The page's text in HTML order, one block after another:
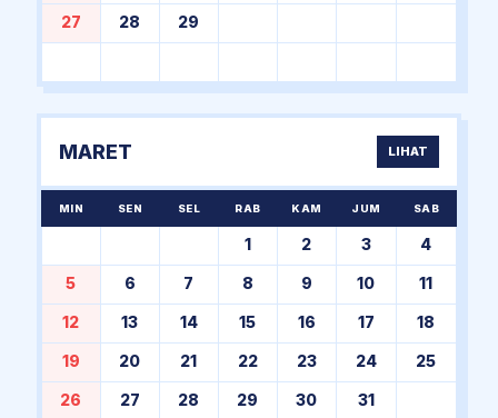
27 28 29
MARET LIHAT
MIN SEN SEL RAB KAM JUM SAB
1 2 3 4
5 6 7 8 9 10 11
12 13 14 15 16 17 18
19 20 21 22 23 24 25
26 27 28 29 30 31